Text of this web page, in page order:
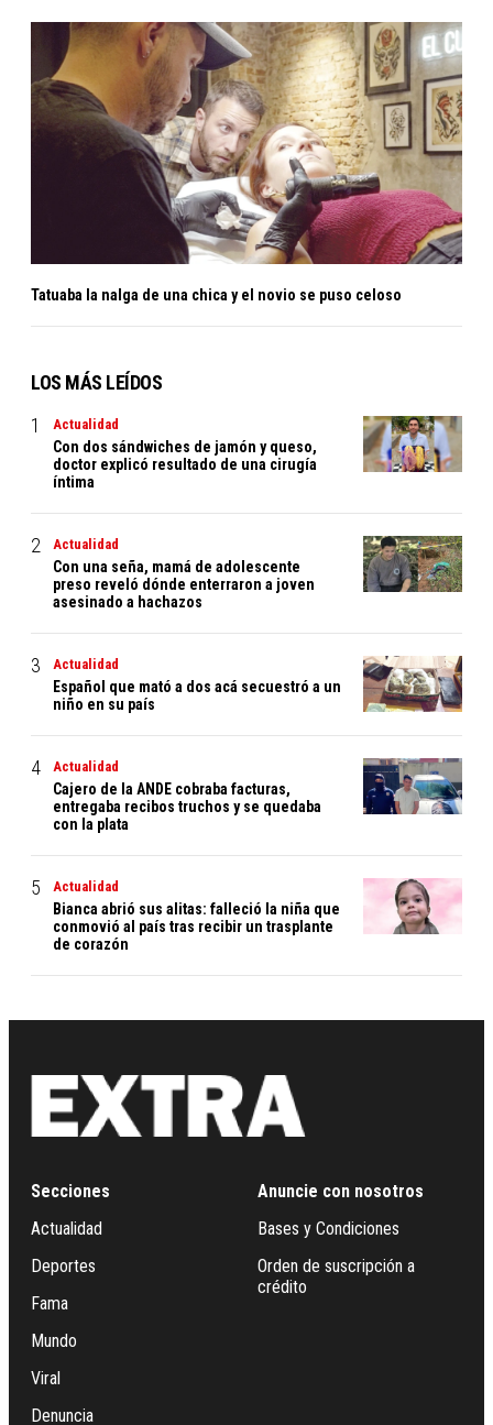
Tatuaba la nalga de una chica y el novio se puso celoso
LOS MÁS LEÍDOS
Actualidad
Con dos sándwiches de jamón y queso,
doctor explicó resultado de una cirugía
íntima
Actualidad
Con una seña, mamá de adolescente
preso reveló dónde enterraron a joven
asesinado a hachazos
Actualidad
Español que mató a dos acá secuestró a un
niño en su país
Actualidad
Cajero de la ANDE cobraba facturas,
entregaba recibos truchos y se quedaba
con la plata
Actualidad
Bianca abrió sus alitas: falleció la niña que
conmovió al país tras recibir un trasplante
de corazón
Secciones
Actualidad
Deportes
Fama
Mundo
Viral
Denuncia
Anuncie con nosotros
Bases y Condiciones
Orden de suscripción a
crédito